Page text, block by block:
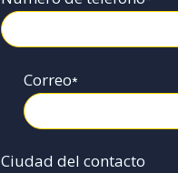
Correo*
Ciudad del contacto